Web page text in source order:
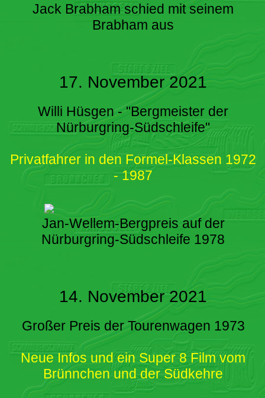
Jack Brabham schied mit seinem
Brabham aus
17. November 2021
Willi Hüsgen - "Bergmeister der
Nürburgring-Südschleife"
Privatfahrer in den Formel-Klassen 1972
- 1987
Jan-Wellem-Bergpreis auf der
Nürburgring-Südschleife 1978
14. November 2021
Großer Preis der Tourenwagen 1973
Neue Infos und ein Super 8 Film vom
Brünnchen und der Südkehre